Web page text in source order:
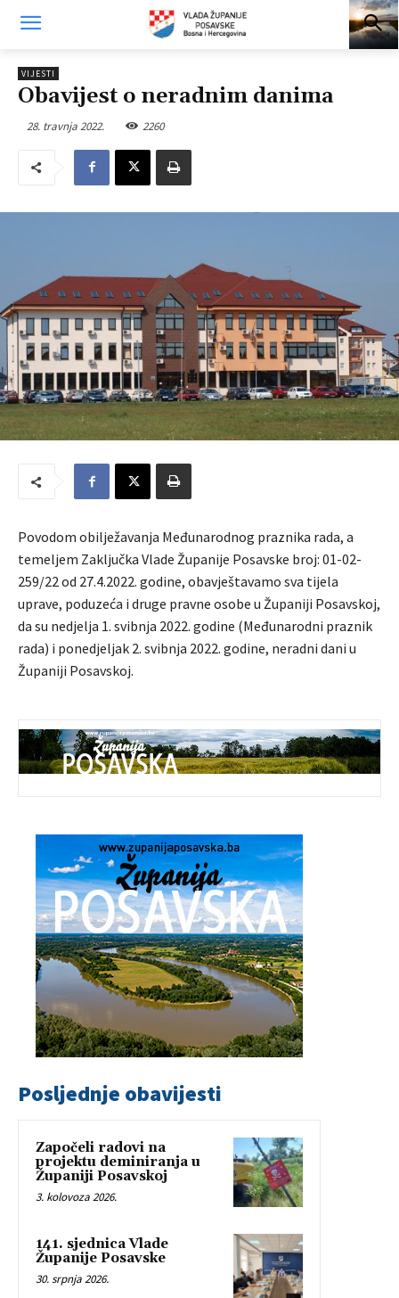
VIJESTI
Obavijest o neradnim danima
28. travnja 2022. 2260
Povodom obilježavanja Međunarodnog praznika rada, a
temeljem Zaključka Vlade Županije Posavske broj: 01-02-
259/22 od 27.4.2022. godine, obavještavamo sva tijela
uprave, poduzeća i druge pravne osobe u Županiji Posavskoj,
da su nedjelja 1. svibnja 2022. godine (Međunarodni praznik
rada) i ponedjeljak 2. svibnja 2022. godine, neradni dani u
Županiji Posavskoj.
Posljednje obavijesti
Započeli radovi na
projektu deminiranja u
Županiji Posavskoj
3. kolovoza 2026.
141. sjednica Vlade
Županije Posavske
30. srpnja 2026.